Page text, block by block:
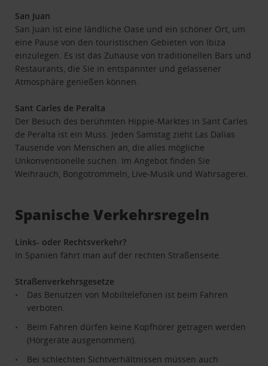
San Juan
San Juan ist eine ländliche Oase und ein schöner Ort, um
eine Pause von den touristischen Gebieten von Ibiza
einzulegen. Es ist das Zuhause von traditionellen Bars und
Restaurants, die Sie in entspannter und gelassener
Atmosphäre genießen können.
Sant Carles de Peralta
Der Besuch des berühmten Hippie-Marktes in Sant Carles
de Peralta ist ein Muss. Jeden Samstag zieht Las Dalias
Tausende von Menschen an, die alles mögliche
Unkonventionelle suchen. Im Angebot finden Sie
Weihrauch, Bongotrommeln, Live-Musik und Wahrsagerei.
Spanische Verkehrsregeln
Links- oder Rechtsverkehr?
In Spanien fährt man auf der rechten Straßenseite.
Straßenverkehrsgesetze
Das Benutzen von Mobiltelefonen ist beim Fahren
verboten.
Beim Fahren dürfen keine Kopfhörer getragen werden
(Hörgeräte ausgenommen).
Bei schlechten Sichtverhältnissen müssen auch